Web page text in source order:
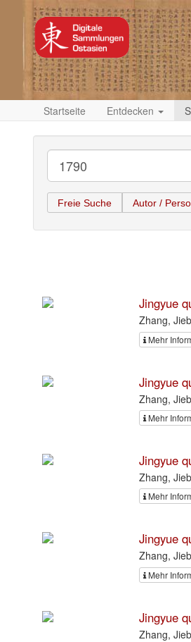
Startseite Entdecken
Freie Suche Autor /
Jingyue
Zhang,
Mehr
Jingyue
Zhang,
Mehr
Jingyue
Zhang,
Mehr
Jingyue
Zhang,
Mehr
Jingyue
Zhang,